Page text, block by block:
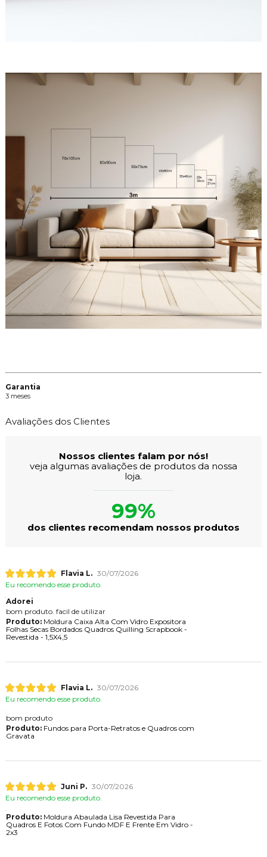
Garantia
3 meses
Avaliações dos Clientes
Nossos clientes falam por nós!
veja algumas avaliações de produtos da nossa
loja.
99%
dos clientes recomendam nossos produtos
Flavia L. 30/07/2026
Eu recomendo esse produto.
Adorei
bom produto. facil de utilizar
Produto:Moldura Caixa Alta Com Vidro Expositora
Folhas Secas Bordados Quadros Quilling Scrapbook -
Revestida - 1,5X4,5
Flavia L. 30/07/2026
Eu recomendo esse produto.
bom produto
Produto:Fundos para Porta-Retratos e Quadros com
Gravata
Juni P. 30/07/2026
Eu recomendo esse produto.
Produto:Moldura Abaulada Lisa Revestida Para
Quadros E Fotos Com Fundo MDF E Frente Em Vidro -
2x3